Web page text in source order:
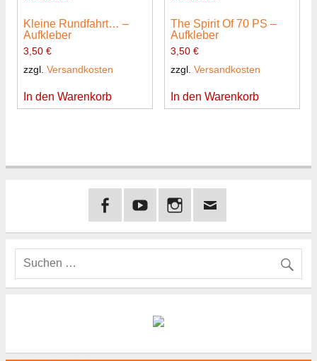
Kleine Rundfahrt… –
Aufkleber
3,50 €
zzgl. Versandkosten
In den Warenkorb
The Spirit Of 70 PS –
Aufkleber
3,50 €
zzgl. Versandkosten
In den Warenkorb